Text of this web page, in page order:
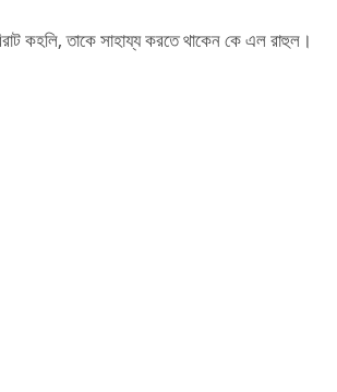
কহলি, তাকে সাহায্য করতে থাকেন কে এল রাহুল।